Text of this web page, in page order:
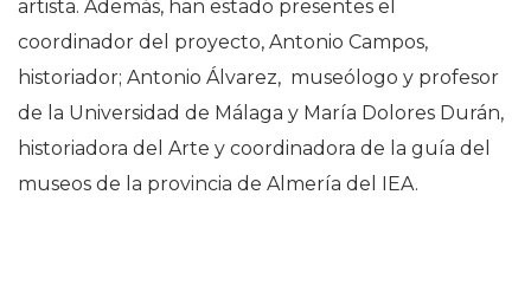
artista. Además, han estado presentes el
coordinador del proyecto, Antonio Campos,
historiador; Antonio Álvarez, museólogo y profesor
de la Universidad de Málaga y María Dolores Durán,
historiadora del Arte y coordinadora de la guía del
museos de la provincia de Almería del IEA.